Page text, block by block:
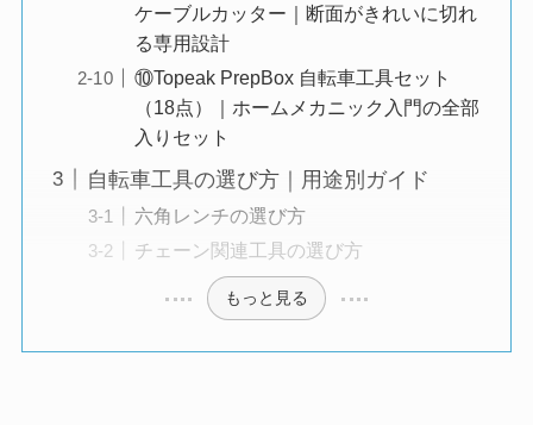
ケーブルカッター｜断面がきれいに切れ
る専用設計
⑩Topeak PrepBox 自転車工具セット
（18点）｜ホームメカニック入門の全部
入りセット
自転車工具の選び方｜用途別ガイド
六角レンチの選び方
チェーン関連工具の選び方
もっと見る